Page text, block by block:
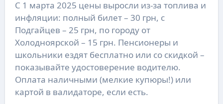
С 1 марта 2025 цены выросли из-за топлива и
инфляции: полный билет – 30 грн, с
Подгайцев – 25 грн, по городу от
Холодноярской – 15 грн. Пенсионеры и
школьники ездят бесплатно или со скидкой –
показывайте удостоверение водителю.
Оплата наличными (мелкие купюры!) или
картой в валидаторе, если есть.